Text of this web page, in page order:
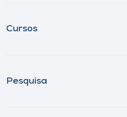
Cursos
Pesquisa